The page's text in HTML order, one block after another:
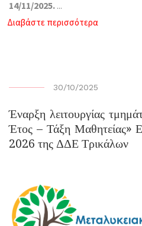
14/11/2025. ...
Διαβάστε περισσότερα
30/10/2025
Έναρξη λειτουργίας
Έτος – Τάξη Μαθητείας»
2026 της ΔΔΕ Τρικάλων